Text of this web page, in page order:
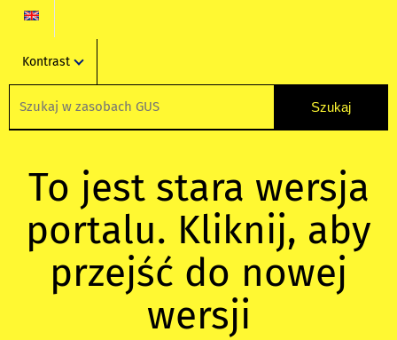
Kontrast
To jest stara wersja
portalu. Kliknij, aby
przejść do nowej
wersji